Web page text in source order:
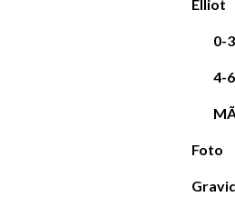
Elliot
0-
4-
Foto